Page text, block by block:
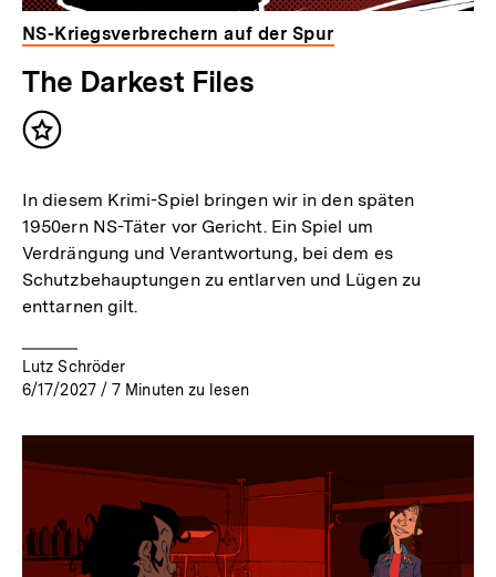
NS-Kriegsverbrechern auf der Spur
The Darkest Files
Inhalt
In diesem Krimi-Spiel bringen wir in den späten
1950ern NS-Täter vor Gericht. Ein Spiel um
Verdrängung und Verantwortung, bei dem es
Schutzbehauptungen zu entlarven und Lügen zu
enttarnen gilt.
Lutz Schröder
6/17/2027 / 7 Minuten zu lesen